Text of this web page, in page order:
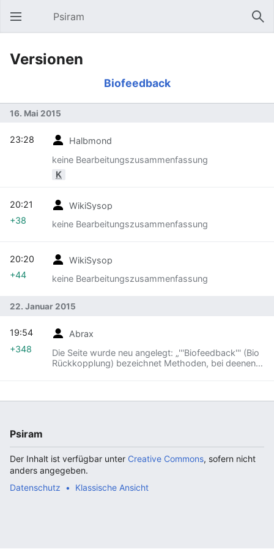
Hauptmenü öffnen Psiram
Versionen
Biofeedback
16. Mai 2015
Halbmond
keine Bearbeitungszusammenfassung
K
23:28
WikiSysop
keine Bearbeitungszusammenfassung
20:21
+38
WikiSysop
keine Bearbeitungszusammenfassung
20:20
+44
22. Januar 2015
Abrax
Die Seite wurde neu angelegt: „'''Biofeedback''' (Bio
Rückkopplung) bezeichnet Methoden, bei deenen
19:54
+348
Psiram
Der Inhalt ist verfügbar unter Creative Commons, sofern nicht
anders angegeben.
Datenschutz
Klassische Ansicht